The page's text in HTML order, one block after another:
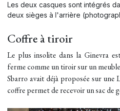
Les deux casques sont intégrés
deux sièges à l'arrière
Coffre à tiroir
Le plus insolite dans la Ginevra
ferme comme un tiroir sur un
Sbarro avait déjà proposée sur une
coffre permet de recevoir un sac de